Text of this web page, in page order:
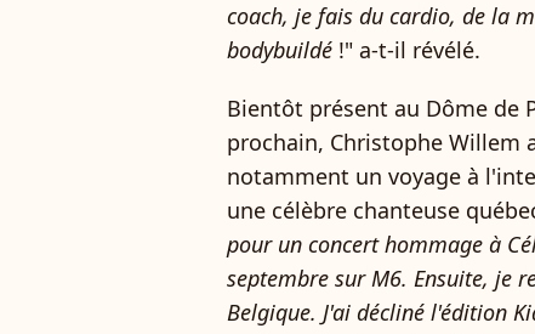
coach, je fais du cardio, de la
bodybuildé !" a-t-il révélé.
Bientôt présent au Dôme de
prochain, Christophe Willem
notamment un voyage à
une célèbre chanteuse
pour un concert hommage à
septembre sur M6. Ensuite, je
Belgique. J'ai décliné l'édition